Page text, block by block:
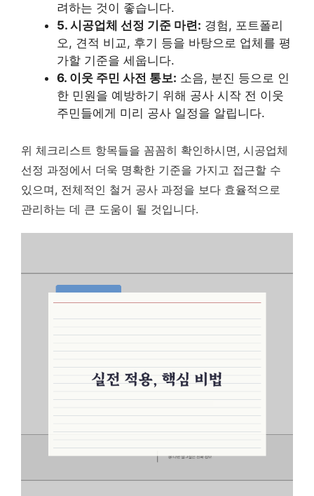
려하는 것이 좋습니다.
5. 시공업체 선정 기준 마련: 경험, 포트폴리
오, 견적 비교, 후기 등을 바탕으로 업체를 평
가할 기준을 세웁니다.
6. 이웃 주민 사전 통보: 소음, 분진 등으로 인
한 민원을 예방하기 위해 공사 시작 전 이웃
주민들에게 미리 공사 일정을 알립니다.
위 체크리스트 항목들을 꼼꼼히 확인하시면, 시공업체
선정 과정에서 더욱 명확한 기준을 가지고 접근할 수
있으며, 전체적인 철거 공사 과정을 보다 효율적으로
관리하는 데 큰 도움이 될 것입니다.